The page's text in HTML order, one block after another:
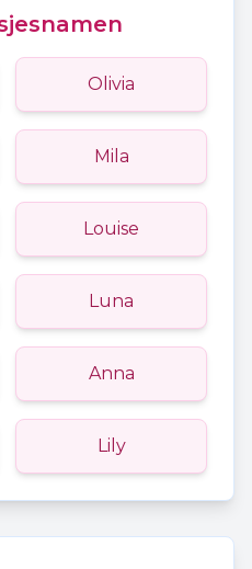
Olivia
Mila
Louise
Luna
Anna
Lily